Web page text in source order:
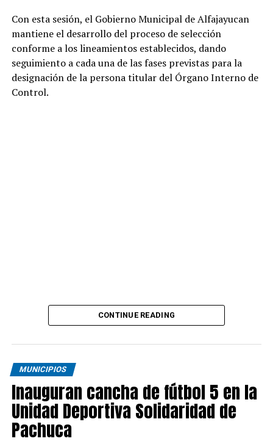
Con esta sesión, el Gobierno Municipal de Alfajayucan
mantiene el desarrollo del proceso de selección
conforme a los lineamientos establecidos, dando
seguimiento a cada una de las fases previstas para la
designación de la persona titular del Órgano Interno de
Control.
CONTINUE READING
MUNICIPIOS
Inauguran cancha de fútbol 5 en la
Unidad Deportiva Solidaridad de
Pachuca